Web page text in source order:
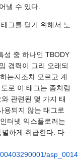
낼 수 있다.
그를 닫기 위해서 노
성 중 하나인 TBODY
경력이 그리 오래되
는지조차 모르고 계
로 이 태그는 좀처럼
관련된 몇 가지 태
용되지 않는 태그로
터넷 익스플로러는
하게 취급한다. 다